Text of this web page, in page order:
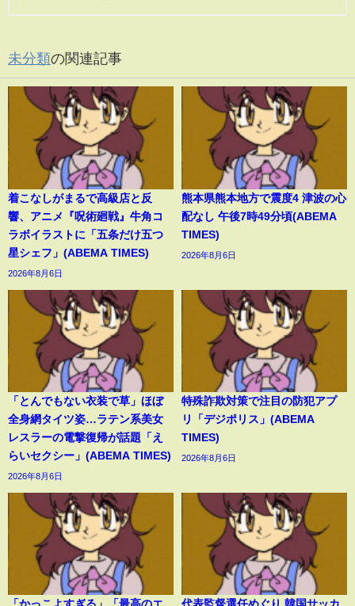
未分類の関連記事
着こなしがまるで高級店と反
響、アニメ『呪術廻戦』牛角コ
ラボイラストに「五条だけ五つ
星シェフ」(ABEMA TIMES)
2026年8月6日
熊本県熊本地方で震度4 津波の心
配なし 午後7時49分頃(ABEMA
TIMES)
2026年8月6日
「とんでもない衣装で草」ほぼ
全身網タイツ姿…ラテン系美女
レスラーの電撃復帰が話題「え
らいセクシー」(ABEMA TIMES)
2026年8月6日
特殊詐欺対策で注目の防犯アプ
リ「デジポリス」(ABEMA
TIMES)
2026年8月6日
「かっこよすぎる」「最高のエ 代表監督選任めぐり 韓国サッカ